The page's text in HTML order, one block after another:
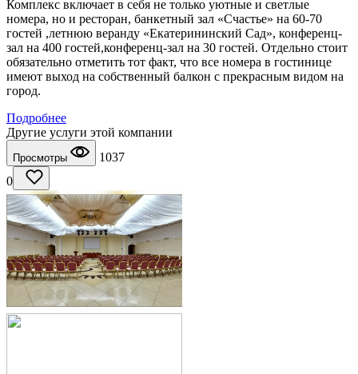
Комплекс включает в себя не только уютные и светлые
номера, но и ресторан, банкетный зал «Счастье» на 60-70
гостей ,летнюю веранду «Екатерининский Сад», конференц-
зал на 400 гостей,конференц-зал на 30 гостей. Отдельно стоит
обязательно отметить тот факт, что все номера в гостинице
имеют выход на собственный балкон с прекрасным видом на
город.
Подробнее
Другие услуги этой компании
Просмотры
1037
0